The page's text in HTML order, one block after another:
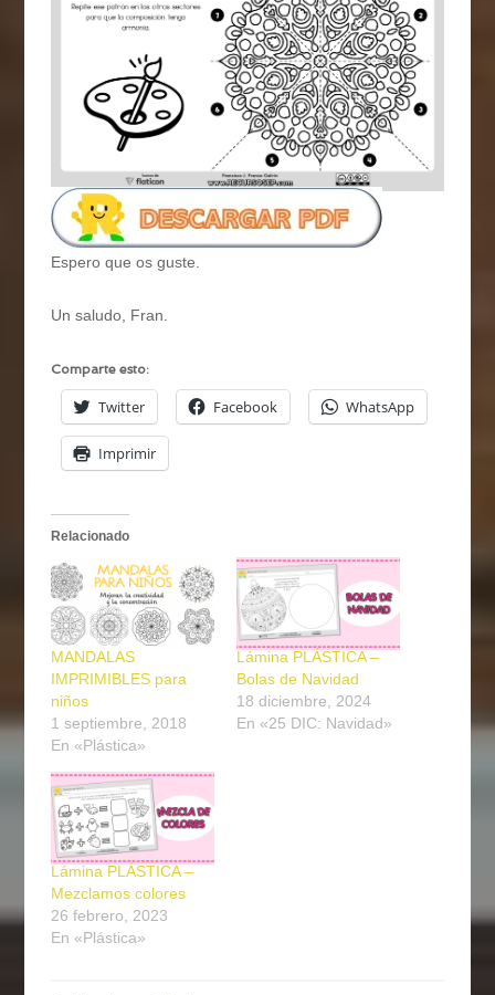
Espero que os guste.
Un saludo, Fran.
Comparte esto:
Twitter Facebook WhatsApp
Imprimir
Relacionado
MANDALAS
IMPRIMIBLES para
niños
1 septiembre, 2018
En «Plástica»
Lámina PLÁSTICA –
Bolas de Navidad
18 diciembre, 2024
En «25 DIC: Navidad»
Lámina PLÁSTICA –
Mezclamos colores
26 febrero, 2023
En «Plástica»